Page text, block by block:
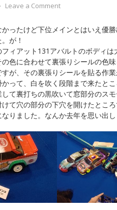
⋅ Leave a Comment
ったけど下位メインとはいえ優
が！
ィアット131アバルトのボディ
色に合わせて裏張りシールの色
が、その裏張りシールを貼る作
って、白を吹く段階まで来たと
て裏打ちの黒吹いて窓部分のス
て穴の部分の下穴を開けたとこ
りました。なんか去年を思い出